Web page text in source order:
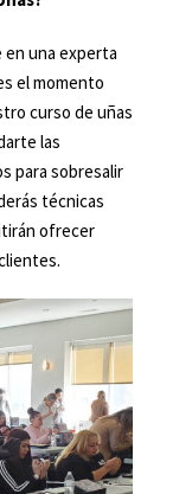
una experta
el momento
curso de uñas
las
para sobresalir
técnicas
ofrecer